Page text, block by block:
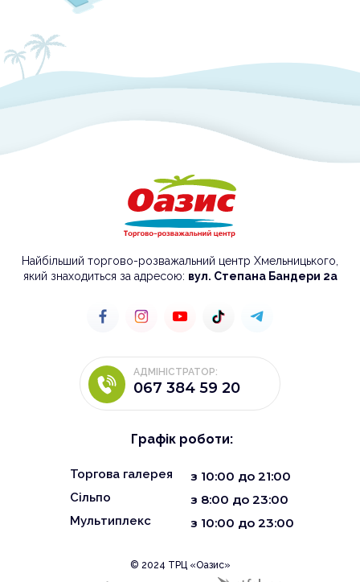
Найбільший торгово-розважальний центр Хмельницького,
який знаходиться за адресою: вул. Степана Бандери 2а
АДМІНІСТРАТОР:
067 384 59 20
Графік роботи:
Торгова галерея з 10:00 до 21:00
Сільпо з 8:00 до 23:00
Мультиплекс з 10:00 до 23:00
© 2024 ТРЦ «Оазис»